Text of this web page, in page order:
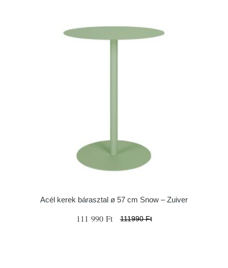
Acél kerek bárasztal ø 57 cm Snow – Zuiver
111 990 Ft 111990 Ft